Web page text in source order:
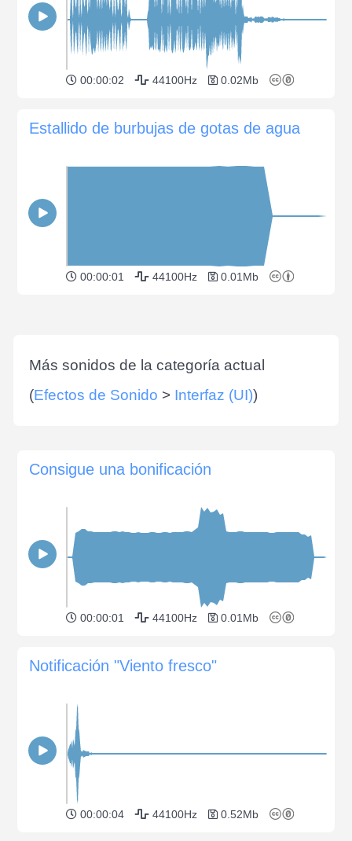
00:00:02 44100Hz 0.02Mb
Estallido de burbujas de gotas de agua
00:00:01 44100Hz 0.01Mb
Más sonidos de la categoría actual
(Efectos de Sonido > Interfaz (UI))
Consigue una bonificación
00:00:01 44100Hz 0.01Mb
Notificación "Viento fresco"
00:00:04 44100Hz 0.52Mb